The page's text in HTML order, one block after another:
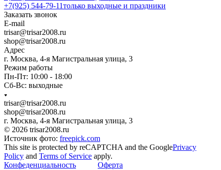
+7(925) 544-79-11только выходные и праздники
Заказать звонок
E-mail
trisar@trisar2008.ru
shop@trisar2008.ru
Адрес
г. Москва, 4-я Магистральная улица, 3
Режим работы
Пн-Пт: 10:00 - 18:00
Сб-Вс: выходные
trisar@trisar2008.ru
shop@trisar2008.ru
г. Москва, 4-я Магистральная улица, 3
© 2026 trisar2008.ru
Источник фото: freepick.com
This site is protected by reCAPTCHA and the GooglePrivacy
Policy and Terms of Service apply.
Конфеденциальность
Оферта